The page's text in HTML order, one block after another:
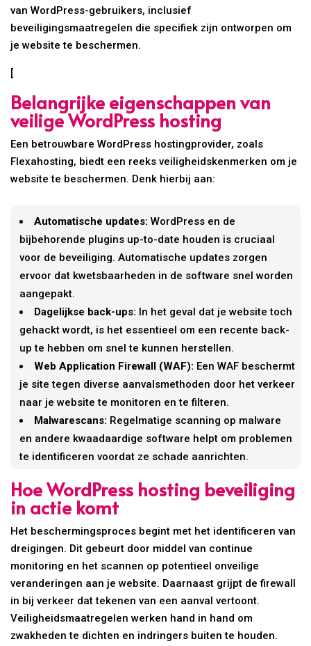
van WordPress-gebruikers, inclusief
beveiligingsmaatregelen die specifiek zijn ontworpen om
je website te beschermen.
[
Belangrijke eigenschappen van
veilige WordPress hosting
Een betrouwbare WordPress hostingprovider, zoals
Flexahosting, biedt een reeks veiligheidskenmerken om je
website te beschermen. Denk hierbij aan:
Automatische updates: WordPress en de
bijbehorende plugins up-to-date houden is cruciaal
voor de beveiliging. Automatische updates zorgen
ervoor dat kwetsbaarheden in de software snel worden
aangepakt.
Dagelijkse back-ups: In het geval dat je website toch
gehackt wordt, is het essentieel om een recente back-
up te hebben om snel te kunnen herstellen.
Web Application Firewall (WAF): Een WAF beschermt
je site tegen diverse aanvalsmethoden door het verkeer
naar je website te monitoren en te filteren.
Malwarescans: Regelmatige scanning op malware
en andere kwaadaardige software helpt om problemen
te identificeren voordat ze schade aanrichten.
Hoe WordPress hosting beveiliging
in actie komt
Het beschermingsproces begint met het identificeren van
dreigingen. Dit gebeurt door middel van continue
monitoring en het scannen op potentieel onveilige
veranderingen aan je website. Daarnaast grijpt de firewall
in bij verkeer dat tekenen van een aanval vertoont.
Veiligheidsmaatregelen werken hand in hand om
zwakheden te dichten en indringers buiten te houden.